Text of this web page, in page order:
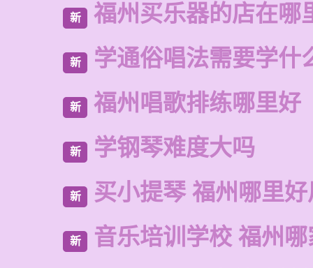
新 福州买乐器的店在哪
新 学通俗唱法需要学什
新 福州唱歌排练哪里好
新 学钢琴难度大吗
新 买小提琴 福州哪里
新 音乐培训学校 福州